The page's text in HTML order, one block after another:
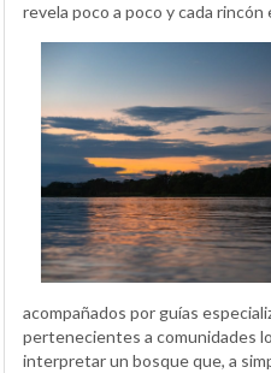
revela poco a poco y cada
acompañados por guías
pertenecientes a comunidades
interpretar un bosque que, a